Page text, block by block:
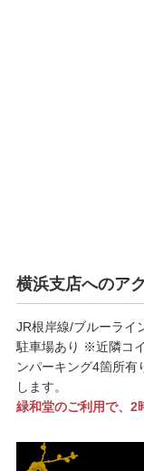
横浜支店へのア
JR根岸線/ブルーライ
駐車場あり ※近隣コ
ンパーキング4箇所有
します。
緑和堂のご利用で、2